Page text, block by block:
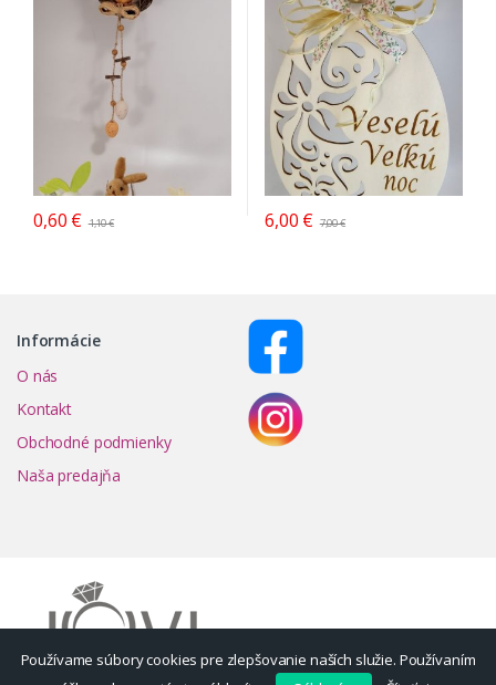
0,60 € 1,10€ 6,00 € 7,00€
Informácie
O nás
Kontakt
Obchodné podmienky
Naša predajňa
Používame súbory cookies pre zlepšovanie naších služie. Používaním